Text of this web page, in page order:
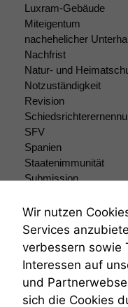
Luxram-Gebäude
Miteigentum
nachehelicher
Nachfrist
Natur- und
Notzuständigkeit
Revision
SFV
Spanien
Staatenimmunität
Submission
Teilungsklage
Venezuela
VRK
Zivilprozessordnung
ZPO
Zustellfiktion
Wir nutzen
Services
verbessern sowie
Interessen auf
und
sich die Cookies